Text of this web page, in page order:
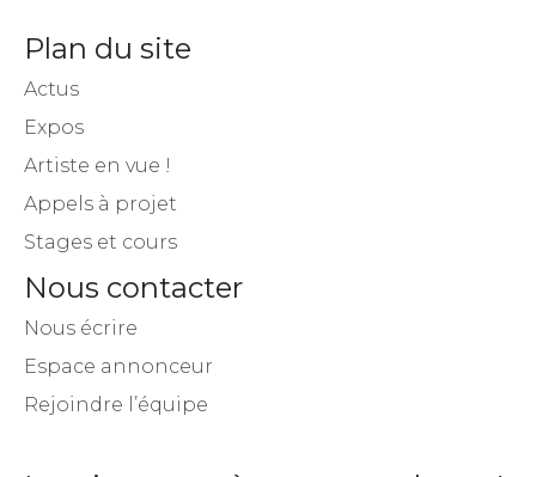
Plan du site
Actus
Expos
Artiste en vue !
Appels à projet
Stages et cours
Nous contacter
Nous écrire
Espace annonceur
Rejoindre l’équipe